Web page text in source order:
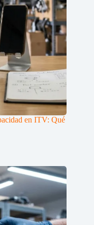
en ITV: Qué